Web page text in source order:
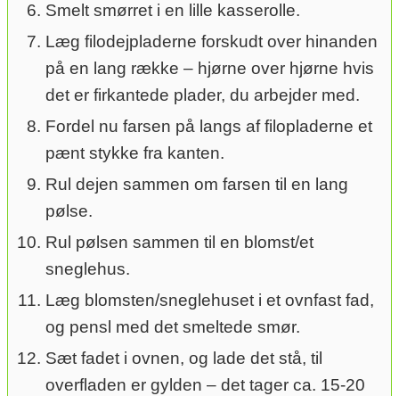
Smelt smørret i en lille kasserolle.
Læg filodejpladerne forskudt over hinanden
på en lang række – hjørne over hjørne hvis
det er firkantede plader, du arbejder med.
Fordel nu farsen på langs af filopladerne et
pænt stykke fra kanten.
Rul dejen sammen om farsen til en lang
pølse.
Rul pølsen sammen til en blomst/et
sneglehus.
Læg blomsten/sneglehuset i et ovnfast fad,
og pensl med det smeltede smør.
Sæt fadet i ovnen, og lade det stå, til
overfladen er gylden – det tager ca. 15-20